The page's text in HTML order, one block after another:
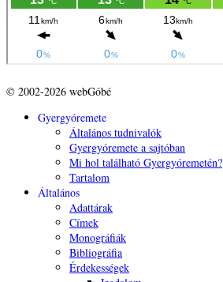
© 2002-2026 webGóbé
Gyergyóremete
Általános tudnivalók
Gyergyóremete a sajtóban
Mi hol található Gyergyóremetén?
Tartalom
Általános
Adattárak
Címek
Monográfiák
Bibliográfia
Érdekességek